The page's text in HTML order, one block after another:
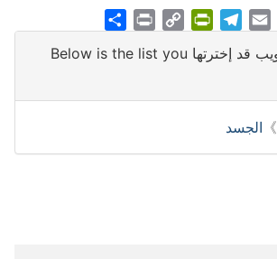
Link
بالأسفل قائمة تبويب قد إخترتها Below is the list you
》 الجسد